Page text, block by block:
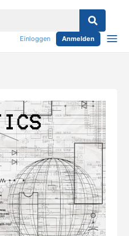
Einloggen Anmelden